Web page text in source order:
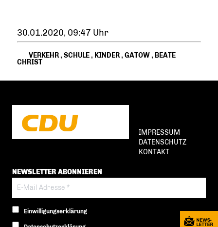
30.01.2020, 09:47 Uhr
VERKEHR, SCHULE, KINDER, GATOW, BEATE
CHRIST
IMPRESSUM
DATENSCHUTZ
KONTAKT
NEWSLETTER ABONNIEREN
Einwilligungserklärung